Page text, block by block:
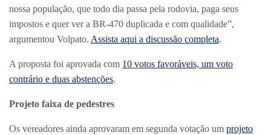
nossa população, que todo dia passa pela rodovia, paga seus
impostos e quer ver a BR-470 duplicada e com qualidade”,
argumentou Volpato. Assista aqui a discussão completa.
A proposta foi aprovada com 10 votos favoráveis, um voto
contrário e duas abstenções.
Projeto faixa de pedestres
Os vereadores ainda aprovaram em segunda votação um projeto